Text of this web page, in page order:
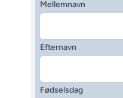
Mellemnavn
Efternavn
Fødselsdag